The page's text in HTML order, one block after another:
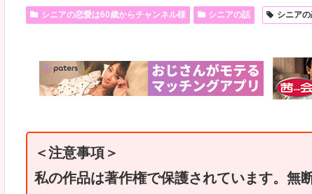
シニアの恋愛は60歳からチャンネル様 シニアの話 シニア
＜注意事項＞
私の作品は著作権で保護されています。無